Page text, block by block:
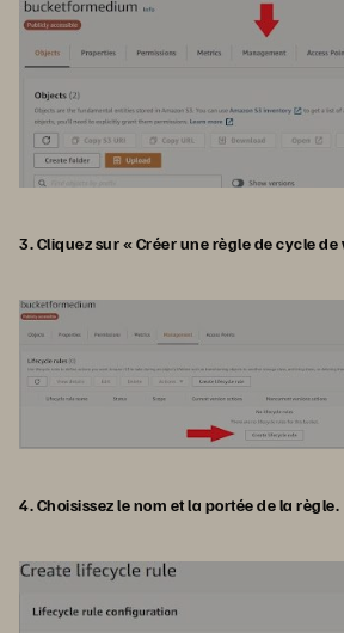
3. Cliquez sur « Créer une règle de cycle de
4. Choisissez le nom et la portée de la règle.